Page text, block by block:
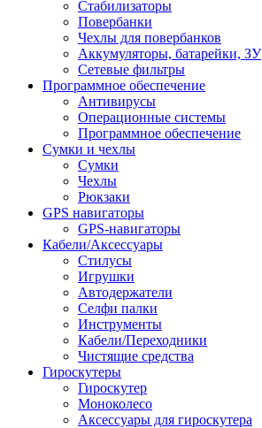
Стабилизаторы
Повербанки
Чехлы для повербанков
Аккумуляторы, батарейки, ЗУ
Сетевые фильтры
Программное обеспечение
Антивирусы
Операционные системы
Программное обеспечение
Сумки и чехлы
Сумки
Чехлы
Рюкзаки
GPS навигаторы
GPS-навигаторы
Кабели/Аксессуары
Стилусы
Игрушки
Автодержатели
Селфи палки
Инструменты
Кабели/Переходники
Чистящие средства
Гироскутеры
Гироскутер
Моноколесо
Аксессуары для гироскутера